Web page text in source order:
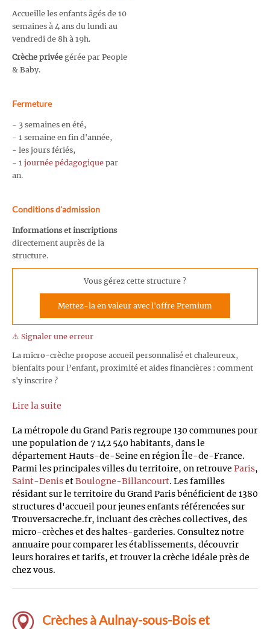
Accueille les enfants âgés de 10
semaines à 4 ans du lundi au
vendredi de 8h à 19h.
Crèche privée gérée par People
& Baby.
Fermeture
- 3 semaines en été,
- 1 semaine en fin d'année,
- les jours fériés,
- 1 journée pédagogique par
an.
Conditions d'admission
Informations et inscriptions
directement auprès de la
structure.
Vous gérez cette structure ?
Mettez-la en valeur avec l'offre Premium
⚠️ Signaler une erreur
La micro-crèche propose accueil personnalisé et chaleureux,
bienfaits pour l’enfant, proximité et aides financières : comment
s'y inscrire ?
Lire la suite
La métropole du Grand Paris regroupe 130 communes pour
une population de 7 142 540 habitants, dans le
département Hauts-de-Seine en région Île-de-France.
Parmi les principales villes du territoire, on retrouve Paris,
Saint-DenisetBoulogne-Billancourt. Les familles
résidant sur le territoire du Grand Paris bénéficient de 1380
structures d'accueil pour jeunes enfants référencées sur
Trouversacreche.fr, incluant des crèches collectives, des
micro-crèches et des haltes-garderies. Consultez notre
annuaire pour comparer les établissements, découvrir
leurs horaires et tarifs, et trouver la crèche idéale près de
chez vous.
Crèches à Aulnay-sous-Bois et